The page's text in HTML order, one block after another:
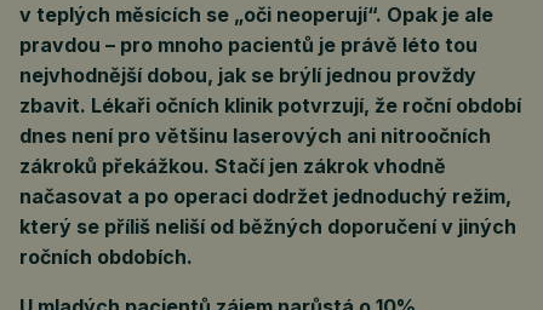
v teplých měsících se „oči neoperují“. Opak je ale
pravdou – pro mnoho pacientů je právě léto tou
nejvhodnější dobou, jak se brýlí jednou provždy
zbavit. Lékaři očních klinik potvrzují, že roční období
dnes není pro většinu laserových ani nitroočních
zákroků překážkou. Stačí jen zákrok vhodně
načasovat a po operaci dodržet jednoduchý režim,
který se příliš neliší od běžných doporučení v jiných
ročních obdobích.